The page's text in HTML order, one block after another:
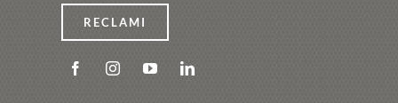
RECLAMI